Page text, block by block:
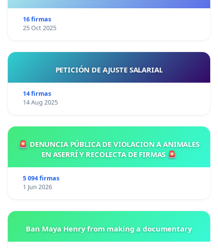
16 firmas
25 Oct 2025
PETICIÓN DE AJUSTE SALARIAL
14 firmas
14 Aug 2025
🚨 DENUNCIA PÚBLICA DE VIOLACION A ANIMALES
EN ASERRÍ Y RECOLECTA DE FIRMAS 🚨
5 094 firmas
1 Jun 2026
Ban Maya Henry from making a documentary